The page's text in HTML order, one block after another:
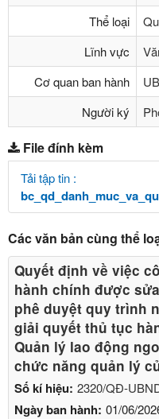
Thể loại
Lĩnh vực
Cơ quan ban hành
Người ký
File đính kèm
Tải tập tin :
Các văn bản cùng thể
Số kí hiệu: 2320/QĐ-
Ngày ban hành: 01/06/
Quyết định về việc
hành chính được
phê duyệt quy trình
giải quyết thủ tục
Quản lý lao động
chức năng quản lý